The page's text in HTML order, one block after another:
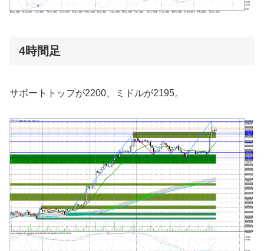
4時間足
サポートトップが2200、ミドルが2195。